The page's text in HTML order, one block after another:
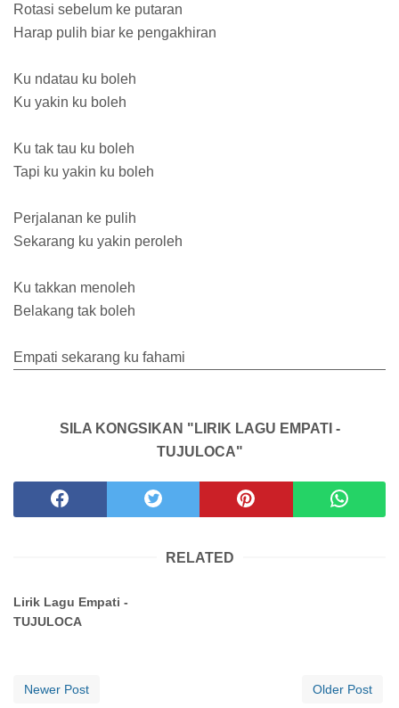
Rotasi sebelum ke putaran
Harap pulih biar ke pengakhiran
Ku ndatau ku boleh
Ku yakin ku boleh
Ku tak tau ku boleh
Tapi ku yakin ku boleh
Perjalanan ke pulih
Sekarang ku yakin peroleh
Ku takkan menoleh
Belakang tak boleh
Empati sekarang ku fahami
SILA KONGSIKAN "LIRIK LAGU EMPATI -
TUJULOCA"
RELATED
Lirik Lagu Empati -
TUJULOCA
Newer Post Older Post